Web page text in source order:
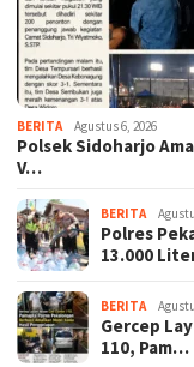
BERITA Agustus 6, 2026
Polsek Sidoharjo
V…
BERITA
Polres
13.000
BERITA
Gercep
110, Pam…